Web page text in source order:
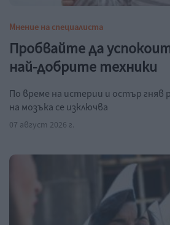
Мнение на специалиста
Пробвайте да
най-добрите техники
По време на истерии и остър гняв
на мозъка се изключва
07 август 2026 г.